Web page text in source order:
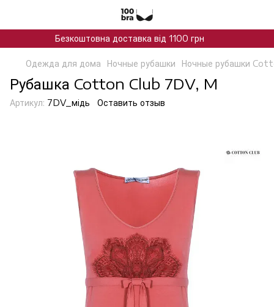
Безкоштовна доставка від 1100 грн
Одежда для дома Ночные рубашки Ночные рубашки
Рубашка Cotton Club 7DV, M
Артикул: 7DV_мiдь Оставить отзыв